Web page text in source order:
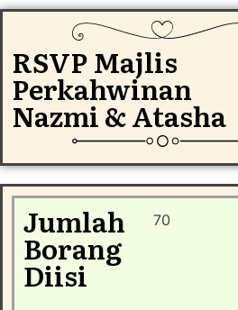
RSVP Majlis
Perkahwinan
Nazmi & Atasha
Jumlah
Borang
Diisi
70